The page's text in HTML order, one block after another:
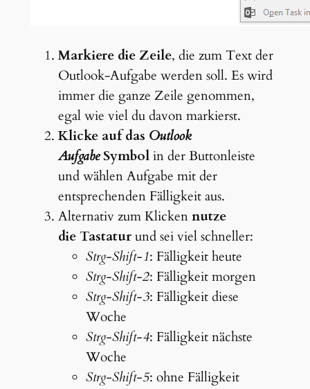
Markiere die Zeile, die zum Text der
Outlook-Aufgabe werden soll. Es wird
immer die ganze Zeile genommen,
egal wie viel du davon markierst.
Klicke auf das Outlook
AufgabeSymbolin der Buttonleiste
und wählen Aufgabe mit der
entsprechenden Fälligkeit aus.
Alternativ zum Klickennutze
die Tastaturund sei viel schneller:
Strg-Shift-1: Fälligkeit heute
Strg-Shift-2: Fälligkeit morgen
Strg-Shift-3: Fälligkeit diese
Woche
Strg-Shift-4: Fälligkeit nächste
Woche
Strg-Shift-5: ohne Fälligkeit